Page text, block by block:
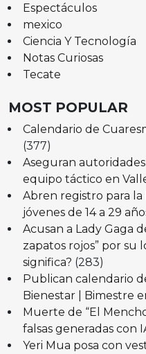
Espectáculos
mexico
Ciencia Y Tecnología
Notas Curiosas
Tecate
MOST POPULAR
Calendario de
(377)
Aseguran
equipo táctico en
Abren registro para la
jóvenes de 14 a 29
Acusan a Lady Gaga
zapatos rojos” por su
significa? (283)
Publican calendario
Bienestar | Bimestre
Muerte de “El
falsas generadas con
Yeri Mua posa con